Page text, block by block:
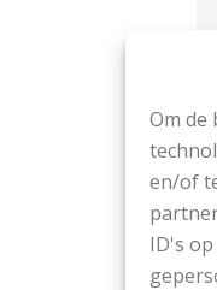
Om de
en/of
ID's